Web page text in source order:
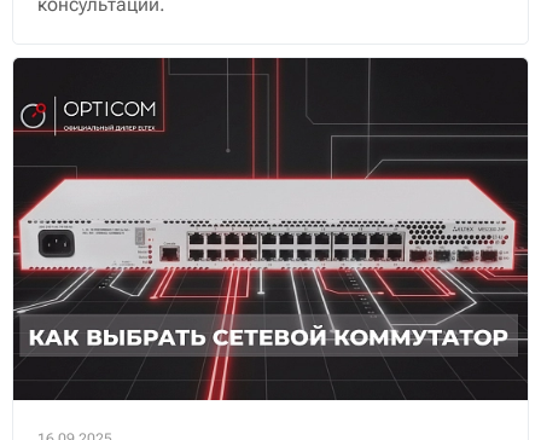
протестировать российское сетевое оборудование
оборудование перед покупкой? Получите
бесплатный доступ к оборудованию Eltex на 30
дней с полной поддержкой специалистов. Помощь
в подборе, бесплатная доставка и неограниченные
консультации.